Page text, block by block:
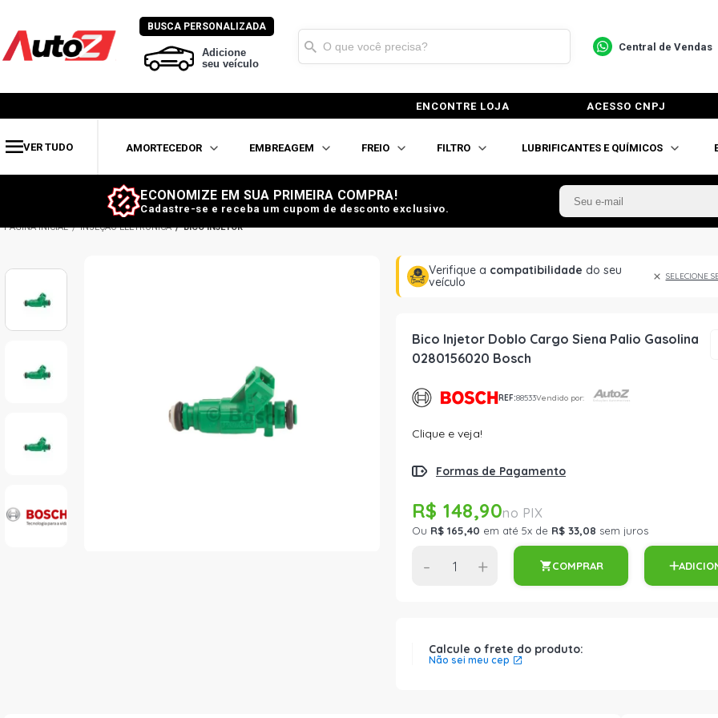
BUSCA PERSONALIZADA
Adicione
seu veículo
Central de Vendas
ENCONTRE LOJA ACESSO CNPJ
VER TUDO AMORTECEDOR EMBREAGEM FREIO FILTRO LUBRIFICANTES E QUÍMICOS
ECONOMIZE EM SUA PRIMEIRA COMPRA!
Cadastre-se e receba um cupom de desconto exclusivo.
INJEÇÃO ELETRÔNICA BICO INJETOR
Verifique a compatibilidade do seu
veículo
SELECIONE
Bico Injetor Doblo Cargo Siena Palio Gasolina
0280156020 Bosch
REF:88533Vendido por:
Clique e veja!
Formas de Pagamento
R$ 148,90
Ou R$ 165,40 em até 5x de R$ 33,08 sem juros
- + COMPRAR
Calcule o frete do produto:
Não sei meu cep